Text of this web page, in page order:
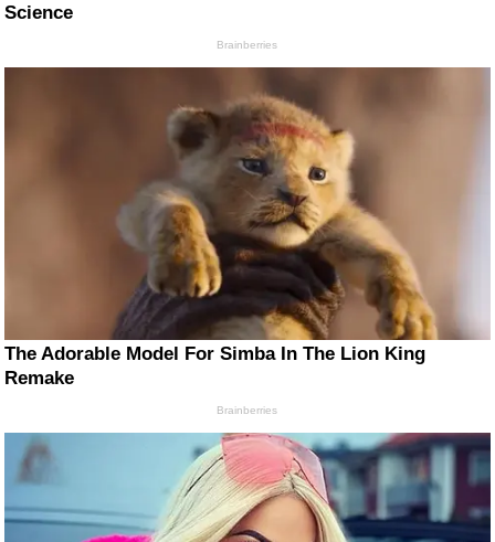
Science
Brainberries
The Adorable Model For Simba In The Lion King
Remake
Brainberries